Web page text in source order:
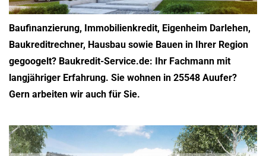
Baufinanzierung, Immobilienkredit, Eigenheim Darlehen,
Baukreditrechner, Hausbau sowie Bauen in Ihrer Region
gegoogelt? Baukredit-Service.de: Ihr Fachmann mit
langjähriger Erfahrung. Sie wohnen in 25548 Auufer?
Gern arbeiten wir auch für Sie.